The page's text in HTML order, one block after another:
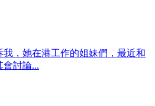
，她在港工作的姐妹們，最近和
會討論...